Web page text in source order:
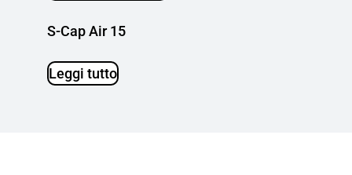
S-Cap Air 15
Leggi tutto